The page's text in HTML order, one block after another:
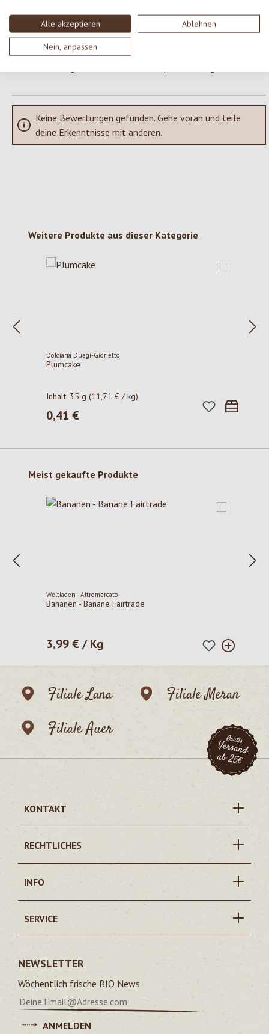
Alle akzeptieren Ablehnen
Nein, anpassen
SCHREIBE EINE BEWERTUNG
Keine Bewertungen gefunden. Gehe voran und teile
deine Erkenntnisse mit anderen.
Produktgalerie überspringen
Weitere Produkte aus dieser Kategorie
Dolciaria Duegi-Giorietto
Plumcake
Inhalt: 35 g(11,71 € / kg)
Regulärer Preis:
0,41 €
Produktgalerie überspringen
Meist gekaufte Produkte
Weltladen - Altromercato
Bananen - Banane Fairtrade
Regulärer Preis:
3,99 € / Kg
Filiale Lana
Filiale Meran
Filiale Auer
KONTAKT
RECHTLICHES
INFO
SERVICE
NEWSLETTER
Wöchentlich frische BIO News
ANMELDEN